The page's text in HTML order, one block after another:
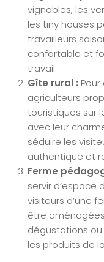
vignobles, les
les tiny houses
travailleurs
confortable et
travail.
Gîte rural :
agriculteurs
touristiques sur
avec leur
séduire les
authentique et
Ferme
servir d’espace
visiteurs d’une
être
dégustations
les produits de